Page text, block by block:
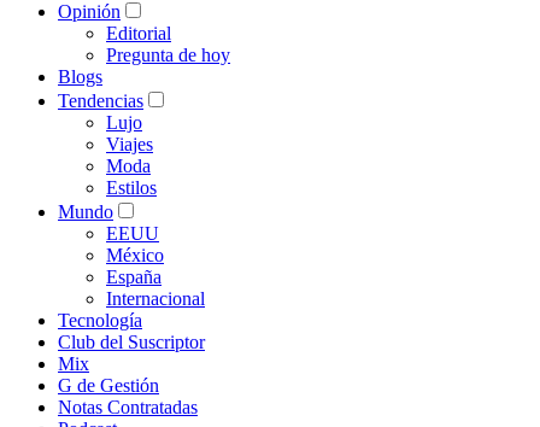
Opinión
Editorial
Pregunta de hoy
Blogs
Tendencias
Lujo
Viajes
Moda
Estilos
Mundo
EEUU
México
España
Internacional
Tecnología
Club del Suscriptor
Mix
G de Gestión
Notas Contratadas